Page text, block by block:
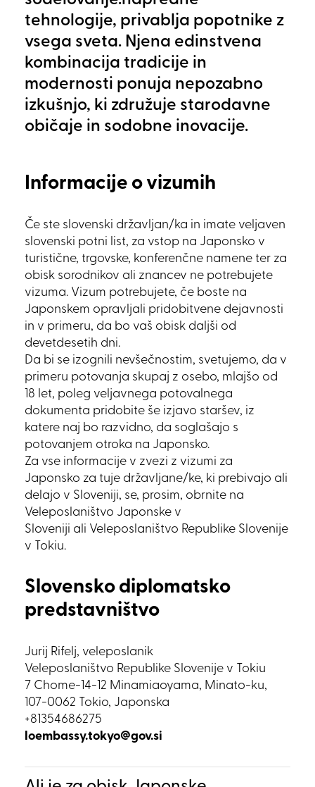
tehnologije, privablja popotnike z
vsega sveta. Njena edinstvena
kombinacija tradicije in
modernosti ponuja nepozabno
izkušnjo, ki združuje starodavne
običaje in sodobne inovacije.
Informacije o vizumih
Če ste slovenski državljan/ka in imate veljaven
slovenski potni list, za vstop na Japonsko v
turistične, trgovske, konferenčne namene ter za
obisk sorodnikov ali znancev ne potrebujete
vizuma. Vizum potrebujete, če boste na
Japonskem opravljali pridobitvene dejavnosti
in v primeru, da bo vaš obisk daljši od
devetdesetih dni.
Da bi se izognili nevšečnostim, svetujemo, da v
primeru potovanja skupaj z osebo, mlajšo od
18 let, poleg veljavnega potovalnega
dokumenta pridobite še izjavo staršev, iz
katere naj bo razvidno, da soglašajo s
potovanjem otroka na Japonsko.
Za vse informacije v zvezi z vizumi za
Japonsko za tuje državljane/ke, ki prebivajo ali
delajo v Sloveniji, se, prosim, obrnite na
Veleposlaništvo Japonske v
Sloveniji ali Veleposlaništvo Republike Slovenije
v Tokiu.
Slovensko diplomatsko
predstavništvo
Jurij Rifelj, veleposlanik
Veleposlaništvo Republike Slovenije v Tokiu
7 Chome-14-12 Minamiaoyama, Minato-ku,
107-0062 Tokio, Japonska
+81354686275